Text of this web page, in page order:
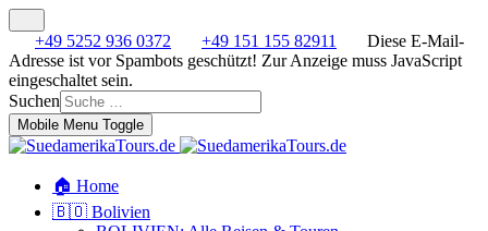
+49 5252 936 0372 +49 151 155 82911
Diese E-Mail-
Adresse ist vor Spambots geschützt! Zur Anzeige muss JavaScript
eingeschaltet sein.
Suchen
Mobile Menu Toggle
🏠 Home
🇧🇴 Bolivien